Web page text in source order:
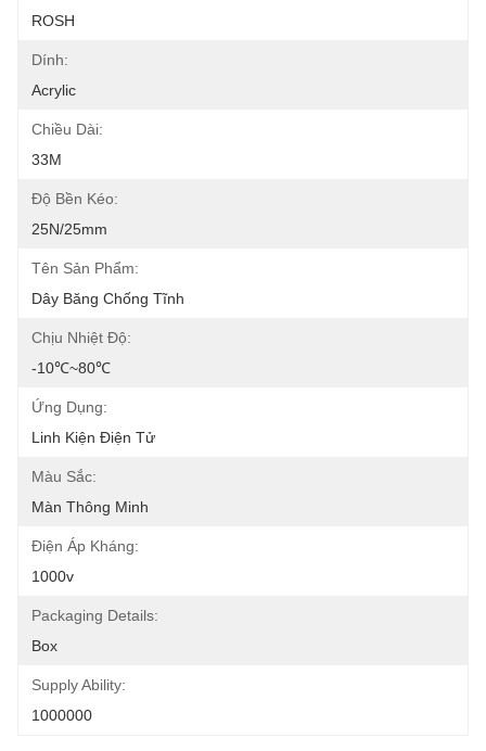
ROSH
Dính:
Acrylic
Chiều Dài:
33M
Độ Bền Kéo:
25N/25mm
Tên Sản Phẩm:
Dây Băng Chống Tĩnh
Chịu Nhiệt Độ:
-10℃~80℃
Ứng Dụng:
Linh Kiện Điện Tử
Màu Sắc:
Màn Thông Minh
Điện Áp Kháng:
1000v
Packaging Details:
Box
Supply Ability:
1000000